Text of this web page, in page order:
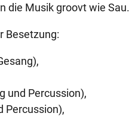
die Musik groovt wie
Besetzung:
und Percussion),
Percussion),